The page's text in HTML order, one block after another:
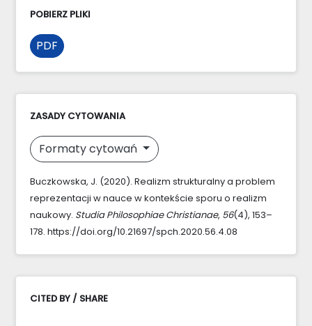
POBIERZ PLIKI
PDF
ZASADY CYTOWANIA
Formaty cytowań
Buczkowska, J. (2020). Realizm strukturalny a problem
reprezentacji w nauce w kontekście sporu o realizm
naukowy. Studia Philosophiae Christianae, 56(4), 153–
178. https://doi.org/10.21697/spch.2020.56.4.08
CITED BY / SHARE